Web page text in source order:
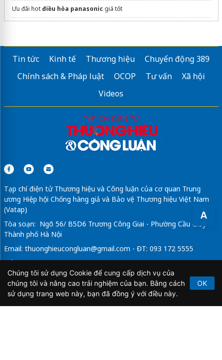
A
Ưu đãi hotđiều hòa panasonic giá tốt
Tin tức Kinh tế Thương hiệu
Chuyển động 389
Chính sách & Pháp luật
OCOP Tư vấn
Xã hội
Videos
Tạp chí điện tử Thương hiệu và Công luận của cơ quan Trung
ương Hiệp hội Chống hàng giả và Bảo vệ Thương hiệu Việt Nam
(Vatap)
Tòa soạn: Ngõ 56/ B5D6 Trương Công Giai - Phường Cầu Giấy -
Thành phố Hà Nội
Email: thuonghieucongluan@gmail.com - ĐT: 093 172 5555
Tổng Biên Tập: Vũ Đức Thuận
Giấy phép hoạt động báo chí điện tử số 64/GP-BTTTT do Bộ
Thông tin và Truyền thông cấp ngày 21/2/2020.
Chúng tôi sử dụng Cookie để cung cấp dịch vụ của
chúng tôi và nâng cao trải nghiệm của bạn. Bằng cách
sử dụng trang web này, bạn đã đồng ý với điều này.
OK